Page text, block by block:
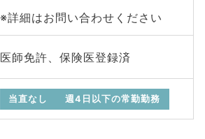
※詳細はお問い合わせください
医師免許、保険医登録済
当直なし 週4日以下の常勤勤務